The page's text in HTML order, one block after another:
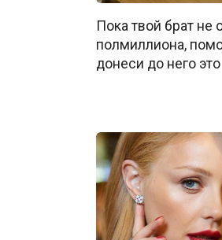
Пока твой брат не
полмиллиона,
донеси до него это